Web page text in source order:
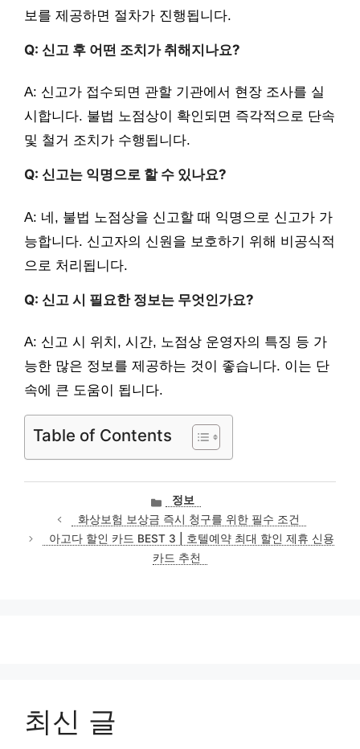
보를 제공하면 절차가 진행됩니다.
Q: 신고 후 어떤 조치가 취해지나요?
A: 신고가 접수되면 관할 기관에서 현장 조사를 실
시합니다. 불법 노점상이 확인되면 즉각적으로 단속
및 철거 조치가 수행됩니다.
Q: 신고는 익명으로 할 수 있나요?
A: 네, 불법 노점상을 신고할 때 익명으로 신고가 가
능합니다. 신고자의 신원을 보호하기 위해 비공식적
으로 처리됩니다.
Q: 신고 시 필요한 정보는 무엇인가요?
A: 신고 시 위치, 시간, 노점상 운영자의 특징 등 가
능한 많은 정보를 제공하는 것이 좋습니다. 이는 단
속에 큰 도움이 됩니다.
Table of Contents
카
테
고
리
정보
화상보험 보상금 즉시 청구를 위한 필수 조건
아고다 할인 카드 BEST 3 | 호텔예약 최대 할인 제휴 신용
카드 추천
최신 글